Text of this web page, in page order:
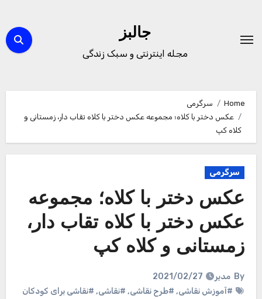
content
جالبز
مجله اینترنتی و سبک زندگی
Home
سرگرمی
عکس دختر با کلاه؛ مجموعه عکس دختر با کلاه تقاب دار، زمستانی و
کلاه کپ
سرگرمی
عکس دختر با کلاه؛ مجموعه
عکس دختر با کلاه تقاب دار،
زمستانی و کلاه کپ
By مدیر
2021/02/27
#آموزش نقاشی, #طرح نقاشی, #نقاشی, #نقاشی برای کودکان